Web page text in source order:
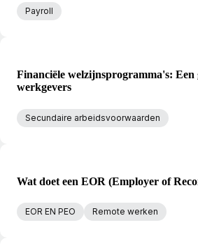
Payroll
Financiële welzijnsprogramma's: Een
werkgevers
Secundaire arbeidsvoorwaarden
Wat doet een EOR (Employer of
EOR EN PEO Remote werken